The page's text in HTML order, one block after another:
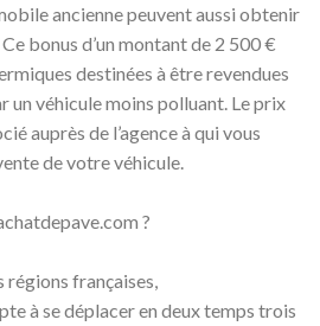
ancienne peuvent aussi obtenir
bonus d’un montant de 2 500 €
destinées à être revendues
un véhicule moins polluant. Le prix
auprès de l’agence à qui vous
de votre véhicule.
?
françaises,
à se déplacer en deux temps trois